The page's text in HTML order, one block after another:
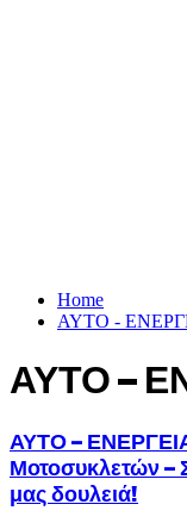
Home
ΑΥΤΟ -
ΑΥΤΟ –
ΑΥΤΟ –
Μοτοσυκλετών –
μας δουλειά!